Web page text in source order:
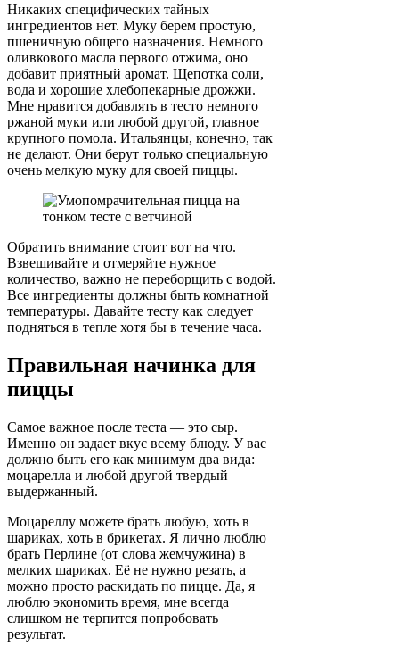
Никаких специфических тайных
ингредиентов нет. Муку берем простую,
пшеничную общего назначения. Немного
оливкового масла первого отжима, оно
добавит приятный аромат. Щепотка соли,
вода и хорошие хлебопекарные дрожжи.
Мне нравится добавлять в тесто немного
ржаной муки или любой другой, главное
крупного помола. Итальянцы, конечно, так
не делают. Они берут только специальную
очень мелкую муку для своей пиццы.
Обратить внимание стоит вот на что.
Взвешивайте и отмеряйте нужное
количество, важно не переборщить с водой.
Все ингредиенты должны быть комнатной
температуры. Давайте тесту как следует
подняться в тепле хотя бы в течение часа.
Правильная начинка для
пиццы
Самое важное после теста — это сыр.
Именно он задает вкус всему блюду. У вас
должно быть его как минимум два вида:
моцарелла и любой другой твердый
выдержанный.
Моцареллу можете брать любую, хоть в
шариках, хоть в брикетах. Я лично люблю
брать Перлине (от слова жемчужина) в
мелких шариках. Её не нужно резать, а
можно просто раскидать по пицце. Да, я
люблю экономить время, мне всегда
слишком не терпится попробовать
результат.